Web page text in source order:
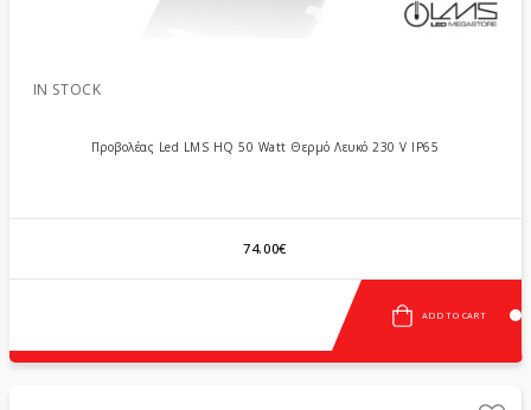
IN STOCK
Προβολέας Led LMS HQ 50 Watt Θερμό Λευκό 230 V IP65
74.00€
ADD TO CART